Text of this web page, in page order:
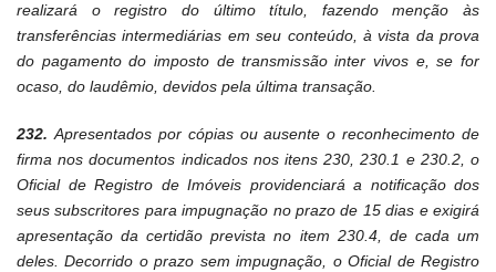
realizará o registro do último título, fazendo menção às
transferências intermediárias em seu conteúdo, à vista da prova
do pagamento do imposto de transmissão inter vivos e, se for
ocaso, do laudêmio, devidos pela última transação.
232. Apresentados por cópias ou ausente o reconhecimento de
firma nos documentos indicados nos itens 230, 230.1 e 230.2, o
Oficial de Registro de Imóveis providenciará a notificação dos
seus subscritores para impugnação no prazo de 15 dias e exigirá
apresentação da certidão prevista no item 230.4, de cada um
deles. Decorrido o prazo sem impugnação, o Oficial de Registro